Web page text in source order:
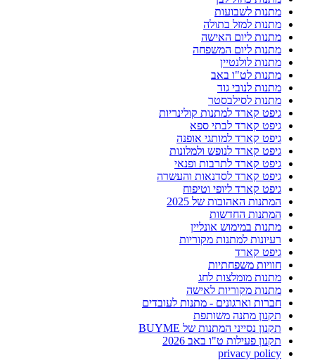
מתנות לשבועות
מתנות למזל בתולה
מתנות ליום האישה
מתנות ליום המשפחה
מתנות לולנטיין
מתנות לט"ו באב
מתנות לנובי גוד
מתנות לסילבסטר
גיפט קארד למתנות קולינריות
גיפט קארד לבתי ספא
גיפט קארד למותגי אופנה
גיפט קארד לנופש ולמלונות
גיפט קארד לתרבות ופנאי
גיפט קארד לסדנאות והעשרה
גיפט קארד ליופי וטיפוח
המתנות האהובות של 2025
המתנות החדשות
מתנות במימוש אונליין
רעיונות למתנות מקוריות
גיפט קארד
חוויות משפחתיות
מתנות מומלצות לחג
מתנות מקוריות לאישה
חברות וארגונים - מתנות לעובדים
תקנון מתנה משותפת
תקנון נסייני המתנות של BUYME
תקנון פעילות ט"ו באב 2026
privacy policy